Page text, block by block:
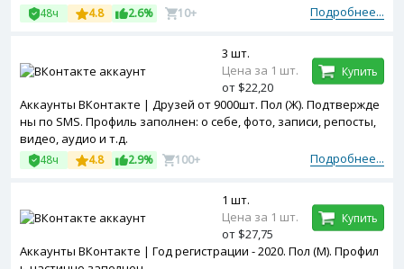
Подробнее...
48ч 4.8 2.6% 10+
Аккаунты ВКонтакте | Друзей от 9000шт. Пол (Ж). Подтвержде
ны по SMS. Профиль заполнен: о себе, фото, записи, репосты,
видео, аудио и т.д.
Подробнее...
48ч 4.8 2.9% 100+
3 шт.
Цена за 1 шт.
от $22,20
Купить
Аккаунты ВКонтакте | Год регистрации - 2020. Пол (М). Профил
1 шт.
Цена за 1 шт.
от $27,75
Купить